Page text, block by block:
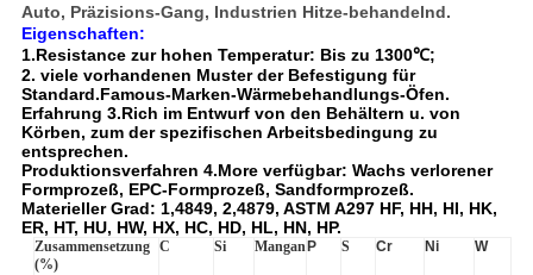
Auto, Präzisions-Gang, Industrien Hitze-behandelnd.
Eigenschaften:
1.Resistance zur hohen Temperatur: Bis zu 1300℃;
2. viele vorhandenen Muster der Befestigung für
Standard.Famous-Marken-Wärmebehandlungs-Öfen.
Erfahrung 3.Rich im Entwurf von den Behältern u. von
Körben, zum der spezifischen Arbeitsbedingung zu
entsprechen.
Produktionsverfahren 4.More verfügbar: Wachs verlorener
Formprozeß, EPC-Formprozeß, Sandformprozeß.
Materieller Grad: 1,4849, 2,4879, ASTM A297 HF, HH, HI, HK,
ER, HT, HU, HW, HX, HC, HD, HL, HN, HP.
Zusammensetzung
(%)
C Si Mangan P S Cr Ni W